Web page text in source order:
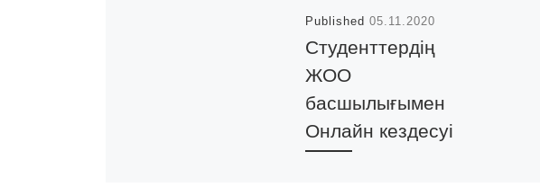
Published05.11.2020
Студенттердің
ЖОО
басшылығымен
Онлайн кездесуі